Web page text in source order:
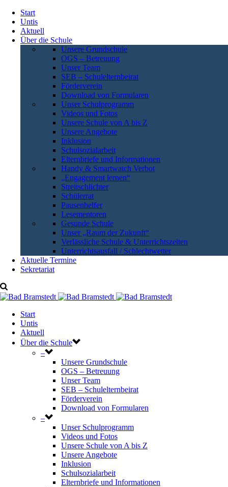
Start
Untis
Aktuell
Über die Schule
Unsere Grundschule
OGS – Betreuung
Unser Team
SEB – Schulelternbeirat
Förderverein
Download von Formularen
Unser Schulprogramm
Videos und Fotos
Unsere Schule von A bis Z
Unsere Angebote
Inklusion
Schulsozialarbeit
Elternbriefe und Informationen
Handy & Smartwatch Verbot
„Engagement lernen“
Streitschlichter
Schülerrat
Pausenhelfer
Lesementoren
Gesunde Schule
Unser „Raum der Zukunft“
Verlässliche Schule & Unterrichtszeiten
Unterrichtsausfall / Schlechtwetter
Aktuelle Termine
Sekretariat
Start
Untis
Aktuell
Über die Schule
–
Unsere Grundschule
OGS – Betreuung
Unser Team
SEB – Schulelternbeirat
Förderverein
Download von Formularen
–
Unser Schulprogramm
Videos und Fotos
Unsere Schule von A bis Z
Unsere Angebote
Inklusion
Schulsozialarbeit
Elternbriefe und Informationen